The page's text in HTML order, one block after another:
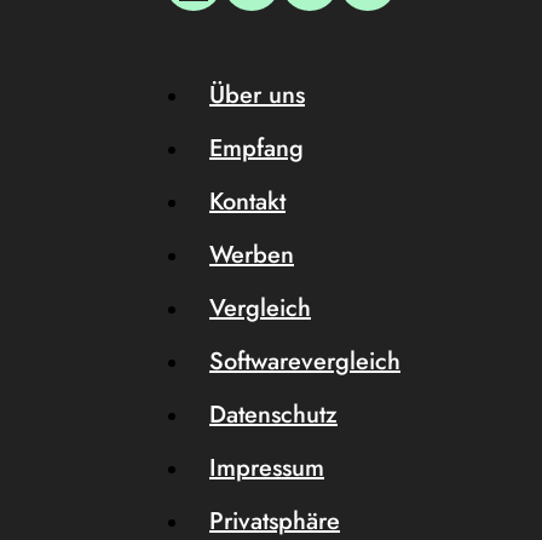
Über uns
Empfang
Kontakt
Werben
Vergleich
Softwarevergleich
Datenschutz
Impressum
Privatsphäre